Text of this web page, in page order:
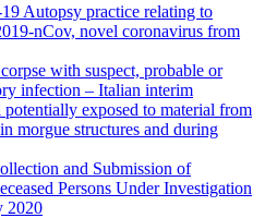
Autopsy practice relating to
nCov, novel coronavirus from
with suspect, probable or
infection – Italian interim
exposed to material from
morgue structures and during
and Submission of
Persons Under Investigation
2020